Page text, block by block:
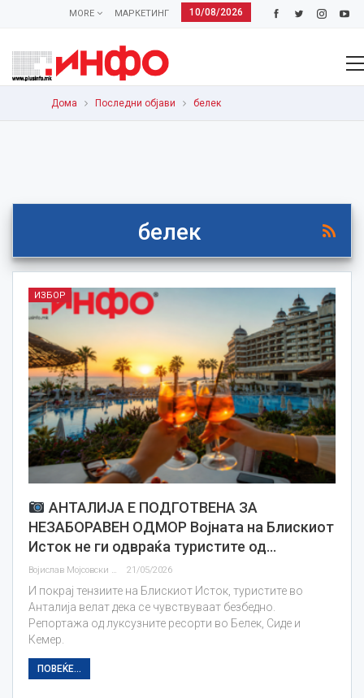
10/08/2026
МАРКЕТИНГ
MORE
Дома Последни објави белек
белек
ИЗБОР
АНТАЛИЈА Е ПОДГОТВЕНА ЗА
НЕЗАБОРАВЕН ОДМОР Војната на Блискиот
Исток не ги одвраќа туристите од…
Војислав Мојсовски 21/05/2026
И покрај тензиите на Блискиот Исток, туристите во
Анталија велат дека се чувствуваат безбедно.
Репортажа од луксузните ресорти во Белек, Сиде и
Кемер.
ПОВЕЌЕ...